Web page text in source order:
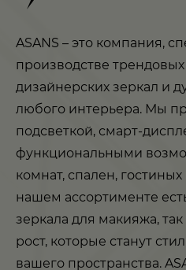
ASANS – это компания,
производстве
дизайнерских зеркал и
любого интерьера. Мы
подсветкой, смарт-
функциональными
комнат, спален,
нашем ассортименте
зеркала для макияжа,
рост, которые станут
вашего пространства.